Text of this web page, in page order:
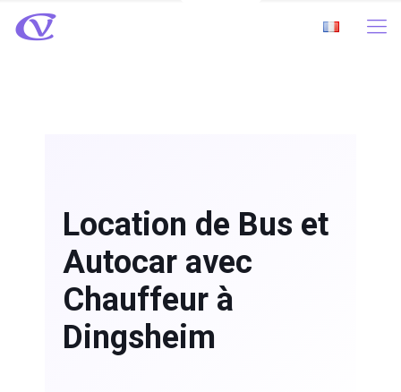
Location de Bus et
Autocar avec
Chauffeur à
Dingsheim